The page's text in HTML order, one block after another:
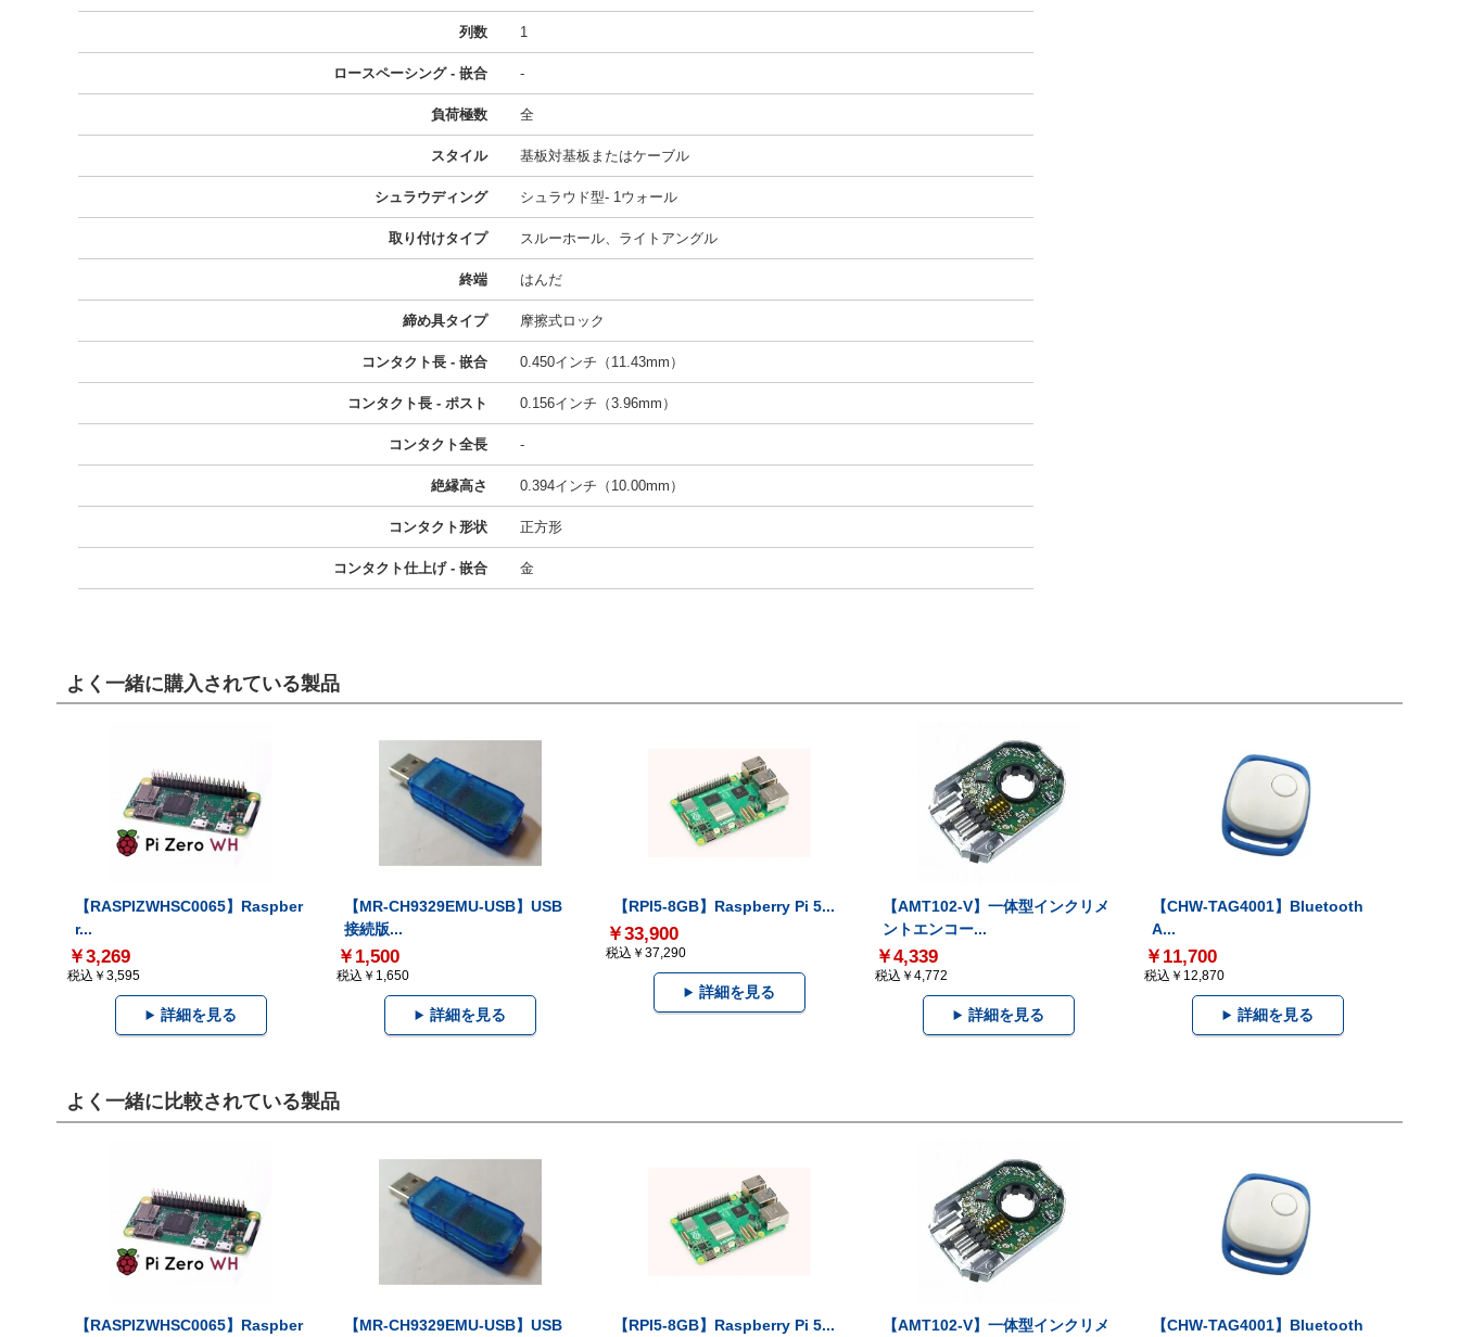
列数 1
ロースペーシング - 嵌合 -
負荷極数 全
スタイル 基板対基板またはケーブル
シュラウディング シュラウド型- 1ウォール
取り付けタイプ スルーホール、ライトアングル
終端 はんだ
締め具タイプ 摩擦式ロック
コンタクト長 - 嵌合 0.450インチ（11.43mm）
コンタクト長 - ポスト 0.156インチ（3.96mm）
コンタクト全長 -
絶縁高さ 0.394インチ（10.00mm）
コンタクト形状 正方形
コンタクト仕上げ - 嵌合 金
よく一緒に購入されている製品
【RASPIZWHSC0065】Raspber
r...
￥3,269
税込￥3,595
詳細を見る
【MR-CH9329EMU-USB】USB
接続版...
￥1,500
税込￥1,650
詳細を見る
【RPI5-8GB】Raspberry Pi 5...
￥33,900
税込￥37,290
詳細を見る
【AMT102-V】一体型インクリメ
ントエンコー...
￥4,339
税込￥4,772
詳細を見る
【CHW-TAG4001】Bluetooth
A...
￥11,700
税込￥12,870
詳細を見る
よく一緒に比較されている製品
【RASPIZWHSC0065】Raspber
【MR-CH9329EMU-USB】USB
【RPI5-8GB】Raspberry Pi 5...
【AMT102-V】一体型インクリメ
【CHW-TAG4001】Bluetooth